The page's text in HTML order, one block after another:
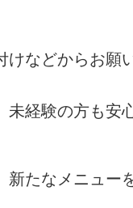
けなどからお
経験の方も安
新たなメニュ